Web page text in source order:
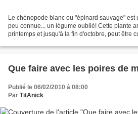
Le chénopode blanc ou "épinard sauvage" est
peu connue... un légume oublié! Cette plante
printemps et jusqu'à la fin d'octobre, peut être
Que faire avec les poires de
Publié le 06/02/2010 à 08:00
Par TitAnick